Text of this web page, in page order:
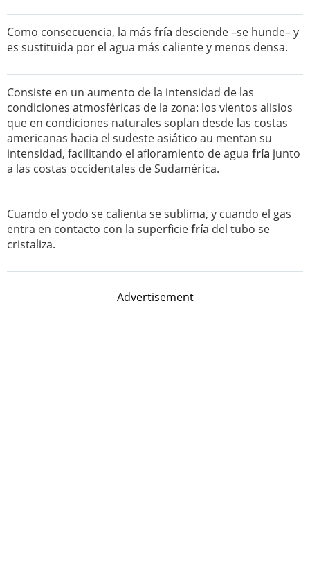
Como consecuencia, la más fría desciende –se hunde– y
es sustituida por el agua más caliente y menos densa.
Consiste en un aumento de la intensidad de las
condiciones atmosféricas de la zona: los vientos alisios
que en condiciones naturales soplan desde las costas
americanas hacia el sudeste asiático au mentan su
intensidad, facilitando el afloramiento de agua fría junto
a las costas occidentales de Sudamérica.
Cuando el yodo se calienta se sublima, y cuando el gas
entra en contacto con la superficiefría del tubo se
cristaliza.
Advertisement